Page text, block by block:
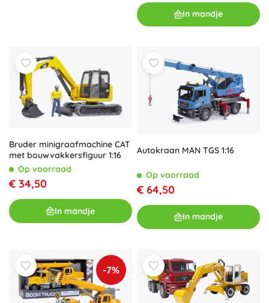
In mandje
Bruder minigraafmachine CAT
met bouwvakkersfiguur 1:16
Op voorraad
€ 34,50
In mandje
Autokraan MAN TGS 1:16
Op voorraad
€ 64,50
In mandje
-7%